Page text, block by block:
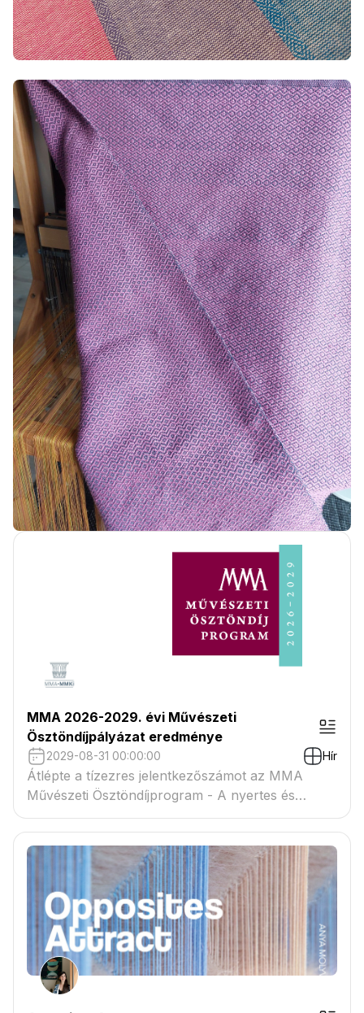
MMA 2026-2029. évi Művészeti
Ösztöndíjpályázat eredménye
2029-08-31 00:00:00 Hír
Átlépte a tízezres jelentkezőszámot az MMA
Művészeti Ösztöndíjprogram - A nyertes és
tartaléklistás pályázók névsora megtekinthető a
csatolmányban